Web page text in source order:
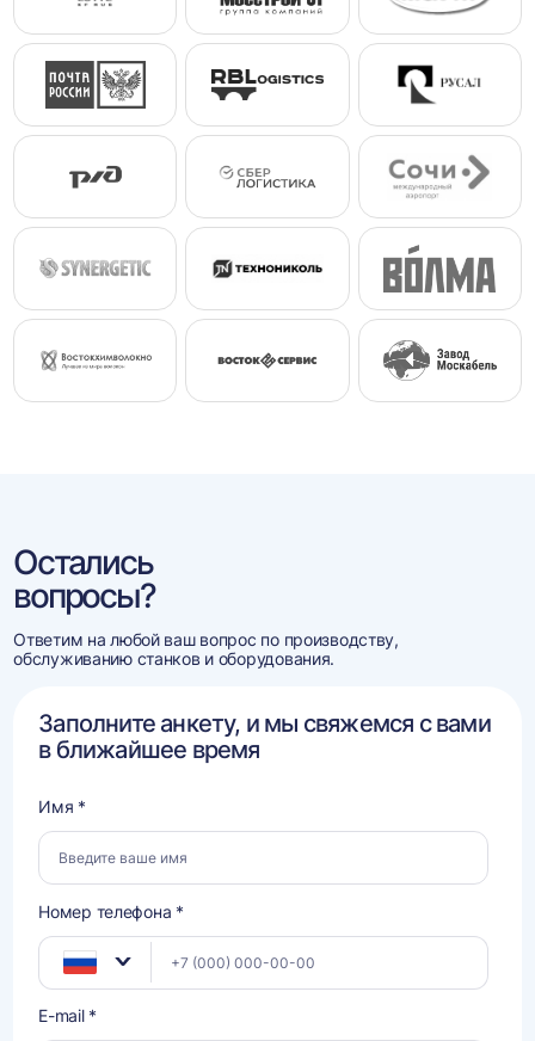
Остались
вопросы?
Ответим на любой ваш вопрос по производству,
обслуживанию станков и оборудования.
Заполните анкету, и мы свяжемся с вами
в ближайшее время
Имя *
Номер телефона *
E-mail *